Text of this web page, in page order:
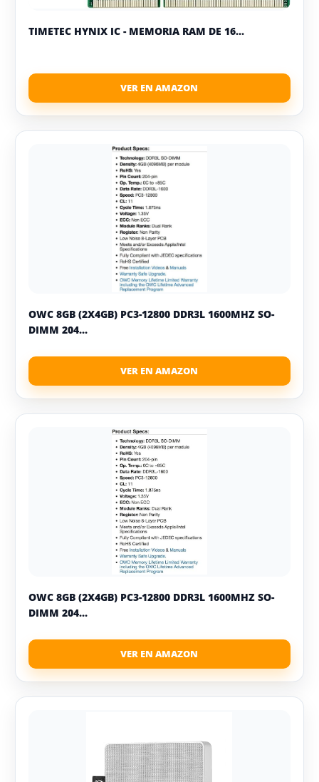
TIMETEC HYNIX IC - MEMORIA RAM DE 16...
OWC 8GB (2X4GB) PC3-12800 DDR3L 1600MHZ SO-
DIMM 204...
OWC 8GB (2X4GB) PC3-12800 DDR3L 1600MHZ SO-
DIMM 204...